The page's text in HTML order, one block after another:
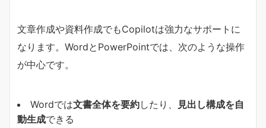
文章作成や資料作成でもCopilotは強力なサポートに
なります。WordとPowerPointでは、次のような操作
が中心です。
Wordでは文書全体を要約したり、
見出し構成を自
動生成できる